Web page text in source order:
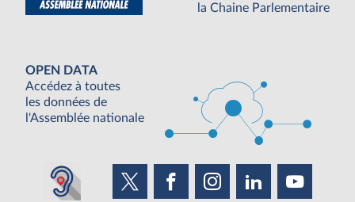
la Chaine Parlementaire
OPEN DATA
Accédez à toutes
les données de
l'Assemblée nationale